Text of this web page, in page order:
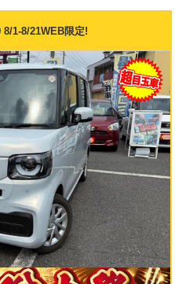
8/1-8/21WEB限定!